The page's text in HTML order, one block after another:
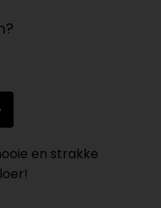
en strakke